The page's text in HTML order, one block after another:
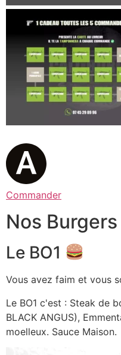
Commander
Nos Burgers
Le BO1
Vous avez faim et vous
Le BO1 c'est : Steak de
BLACK ANGUS),
moelleux. Sauce Maison.